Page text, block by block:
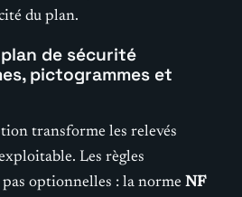
du plan.
de sécurité
pictogrammes et
transforme les relevés
Les règles
optionnelles : la norme NF